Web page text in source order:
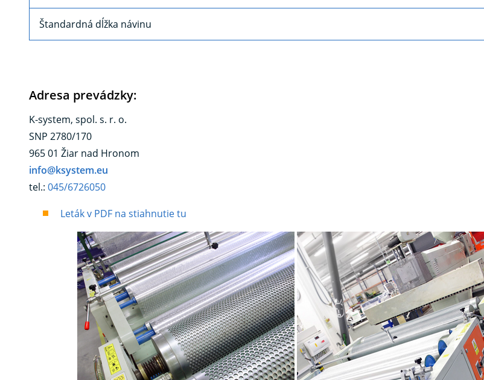
Štandardná dĺžka návinu
Adresa prevádzky:
K-system, spol. s. r. o.
SNP 2780/170
965 01 Žiar nad Hronom
info@ksystem.eu
tel.: 045/6726050
Leták v PDF na stiahnutie tu